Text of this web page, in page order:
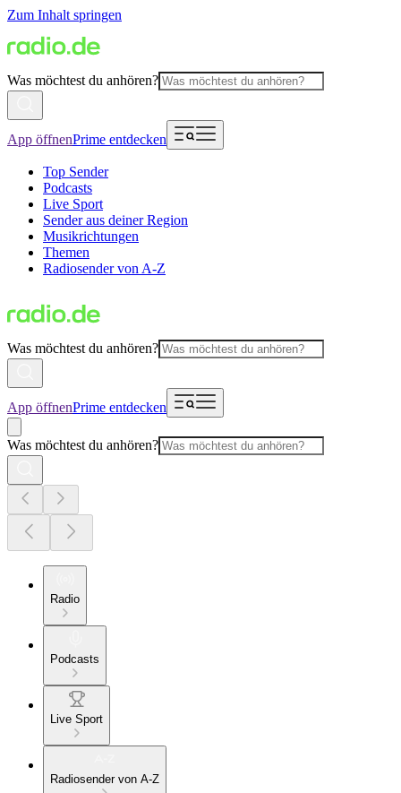
Zum Inhalt springen
Was möchtest du anhören?
App öffnenPrime entdecken
Top Sender
Podcasts
Live Sport
Sender aus deiner Region
Musikrichtungen
Themen
Radiosender von A-Z
Was möchtest du anhören?
App öffnenPrime entdecken
Was möchtest du anhören?
Radio
Podcasts
Live Sport
Radiosender von A-Z